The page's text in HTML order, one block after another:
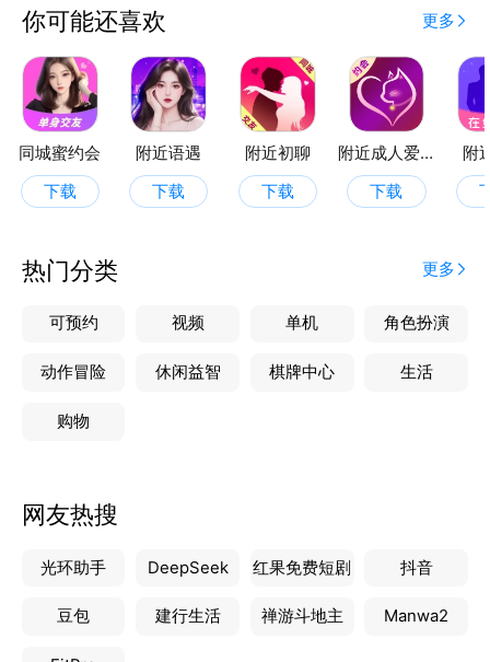
你可能还喜欢 更多
同城蜜约会
下载
附近语遇
下载
附近初聊
下载
附近成人爱交友
下载
附
热门分类 更多
可预约 视频 单机 角色扮演
动作冒险 休闲益智 棋牌中心 生活
购物
网友热搜
光环助手 DeepSeek 红果免费短剧 抖音
豆包 建行生活 禅游斗地主 Manwa2